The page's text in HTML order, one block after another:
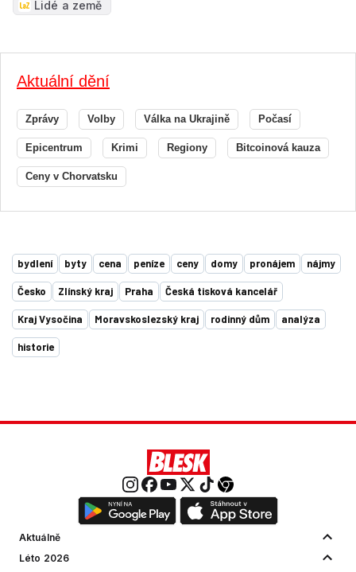
Lidé a země
Aktuální dění
Zprávy Volby Válka na Ukrajině Počasí
Epicentrum Krimi Regiony Bitcoinová kauza
Ceny v Chorvatsku
bydlení byty cena peníze ceny domy pronájem nájmy
Česko Zlínský kraj Praha Česká tisková kancelář
Kraj Vysočina Moravskoslezský kraj rodinný dům analýza
historie
Aktuálně
Léto 2026